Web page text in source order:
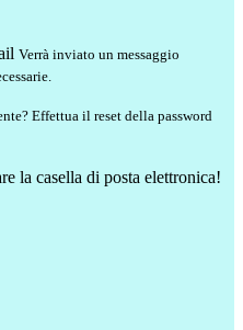
Verrà inviato un messaggio
Effettua il reset della password
la casella di posta elettronica!